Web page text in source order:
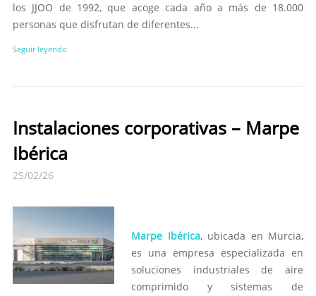
los JJOO de 1992, que acoge cada año a más de 18.000
personas que disfrutan de diferentes...
Seguir leyendo
Instalaciones corporativas – Marpe
Ibérica
25/02/26
Marpe Ibérica, ubicada en Murcia,
es una empresa especializada en
soluciones industriales de aire
comprimido y sistemas de